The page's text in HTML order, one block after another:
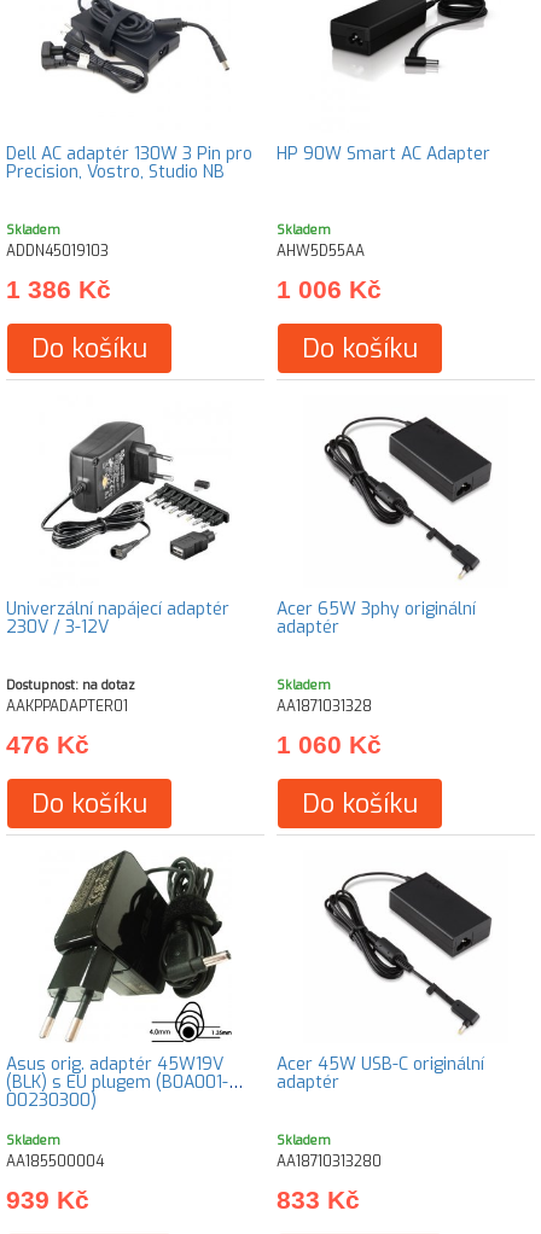
Dell AC adaptér 130W 3 Pin pro
Precision, Vostro, Studio NB
Skladem
ADDN45019103
1 386 Kč
Do košíku
HP 90W Smart AC Adapter
Skladem
AHW5D55AA
1 006 Kč
Do košíku
Univerzální napájecí adaptér
230V / 3-12V
Dostupnost: na dotaz
AAKPPADAPTER01
476 Kč
Do košíku
Acer 65W 3phy originální
adaptér
Skladem
AA1871031328
1 060 Kč
Do košíku
Asus orig. adaptér 45W19V
(BLK) s EU plugem (B0A001-
00230300)
Skladem
AA185500004
939 Kč
Acer 45W USB-C originální
adaptér
Skladem
AA18710313280
833 Kč